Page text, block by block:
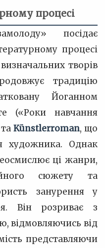
процесі
посідає
процесі
творів
традицію
Йоганном
(«Роки навчання
Künstlerroman, що
художника. Однак
ці жанри,
сюжету та
занурення у
Він розриває з
відмовляючись від
представляючи